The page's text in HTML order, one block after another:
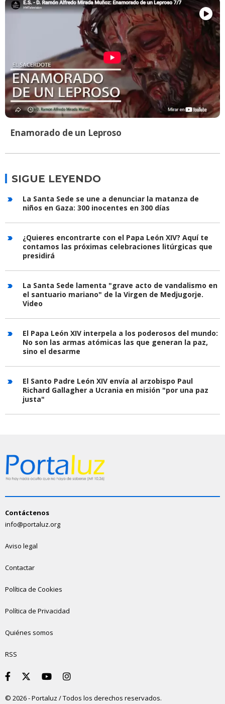
Enamorado de un Leproso
SIGUE LEYENDO
La Santa Sede se une a denunciar la matanza de
niños en Gaza: 300 inocentes en 300 días
¿Quieres encontrarte con el Papa León XIV? Aquí te
contamos las próximas celebraciones litúrgicas que
presidirá
La Santa Sede lamenta "grave acto de vandalismo en
el santuario mariano" de la Virgen de Medjugorje.
Video
El Papa León XIV interpela a los poderosos del mundo:
No son las armas atómicas las que generan la paz,
sino el desarme
El Santo Padre León XIV envía al arzobispo Paul
Richard Gallagher a Ucrania en misión "por una paz
justa"
Contáctenos
info@portaluz.org
Aviso legal
Contactar
Política de Cookies
Política de Privacidad
Quiénes somos
RSS
© 2026 - Portaluz / Todos los derechos reservados.